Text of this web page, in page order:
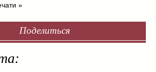
»
Поделиться